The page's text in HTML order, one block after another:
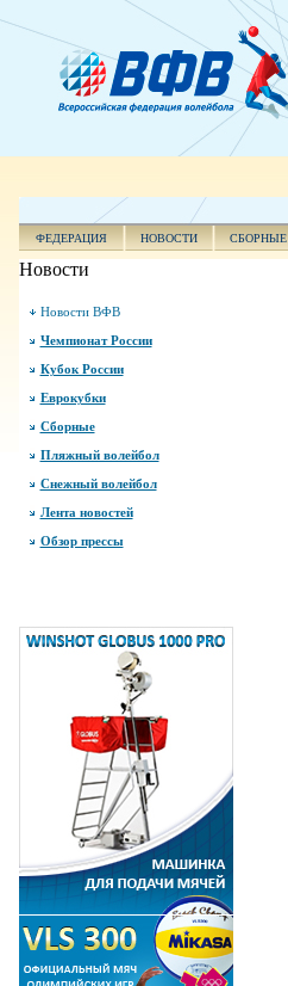
ФЕДЕРАЦИЯ НОВОСТИ СБОРНЫЕ
Новости
Новости ВФВ
Чемпионат России
Кубок России
Еврокубки
Сборные
Пляжный волейбол
Снежный волейбол
Лента новостей
Обзор прессы